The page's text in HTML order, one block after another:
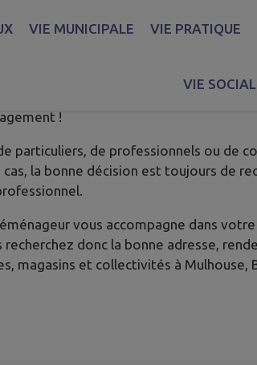
VIE MUNICIPALE VIE PRATIQUE
VIE
!
de particuliers, de professionnels ou
la bonne décision est toujours de
vous accompagne dans
donc la bonne adresse,
magasins et collectivités à Mulhouse,